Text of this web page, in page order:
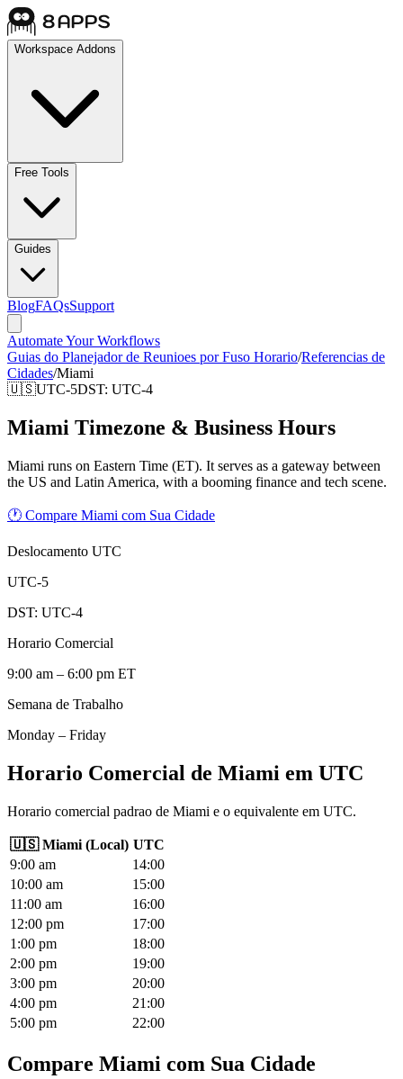
Workspace Addons
Free Tools
Guides
BlogFAQsSupport
Automate Your Workflows
Guias do Planejador de Reunioes por Fuso Horario/Referencias de
Cidades/Miami
🇺🇸UTC-5DST: UTC-4
Miami Timezone & Business Hours
Miami runs on Eastern Time (ET). It serves as a gateway between
the US and Latin America, with a booming finance and tech scene.
🕐 Compare Miami com Sua Cidade
Deslocamento UTC
UTC-5
DST: UTC-4
Horario Comercial
9:00 am – 6:00 pm ET
Semana de Trabalho
Monday – Friday
Horario Comercial de Miami em UTC
Horario comercial padrao de Miami e o equivalente em UTC.
🇺🇸 Miami (Local) UTC
9:00 am 14:00
10:00 am 15:00
11 :00 am 16:00
12:00 pm 17:00
1 :00 pm 18:00
2:00 pm 19:00
3:00 pm 20:00
4:00 pm 21 :00
5:00 pm 22:00
Compare Miami com Sua Cidade